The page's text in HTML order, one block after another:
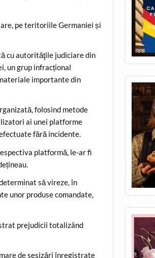
pe teritoriile Germaniei și
cu autorităţile judiciare din
un grup infracțional
importante din
folosind metode
ai unei platforme
fără incidente.
platformă, le-ar fi
să vireze, în
unor produse comandate,
prejudicii totalizând
de sesizări înregistrate